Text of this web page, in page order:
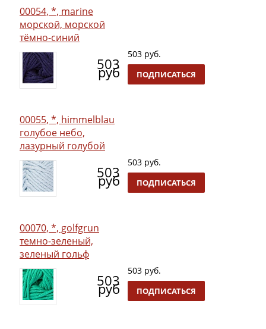
00054, *, marine
морской, морской
тёмно-синий
503
руб
503 руб.
ПОДПИСАТЬСЯ
00055, *, himmelblau
голубое небо,
лазурный голубой
503
руб
503 руб.
ПОДПИСАТЬСЯ
00070, *, golfgrun
темно-зеленый,
зеленый гольф
503
руб
503 руб.
ПОДПИСАТЬСЯ